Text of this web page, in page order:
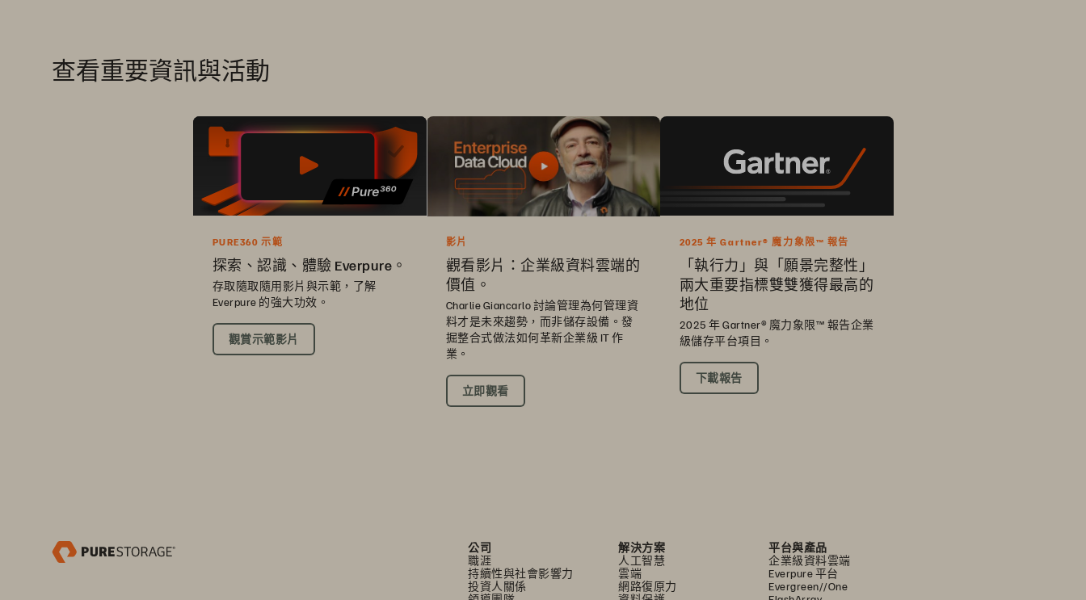
查看重要資訊與活動
PURE360 示範
探索、認識、體驗 Everpure。
存取隨取隨用影片與示範，了解
Everpure 的強大功效。
觀賞示範影片
影片
觀看影片：企業級資料雲端的
價值。
Charlie Giancarlo 討論管理為何管理資
料才是未來趨勢，而非儲存設備。發
掘整合式做法如何革新企業級 IT 作
業。
立即觀看
2025 年 Gartner® 魔力象限™ 報告
「執行力」與「願景完整性」
兩大重要指標雙雙獲得最高的
地位
2025 年 Gartner® 魔力象限™ 報告企業
級儲存平台項目。
下載報告
公司
職涯
持續性與社會影響力
投資人關係
解決方案
人工智慧
雲端
網路復原力
平台與產品
企業級資料雲端
Everpure 平台
Evergreen//One